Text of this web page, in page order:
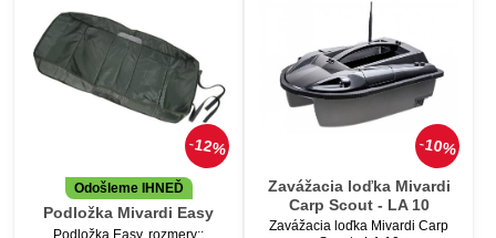
12%
Odošleme IHNEĎ
Podložka Mivardi Easy
Podložka Easy, rozmery::
10%
Zavážacia loďka Mivardi
Carp Scout - LA 10
Zavážacia loďka Mivardi Carp